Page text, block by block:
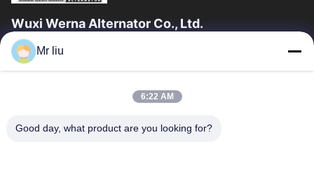
Wuxi Werna Alternator Co., Ltd.
Liens Rapides
À Propos De Nous
Visite De L'usine
Contrôle De La Qualité
Mr liu
6:22 AM
Good day, what product are you looking for?